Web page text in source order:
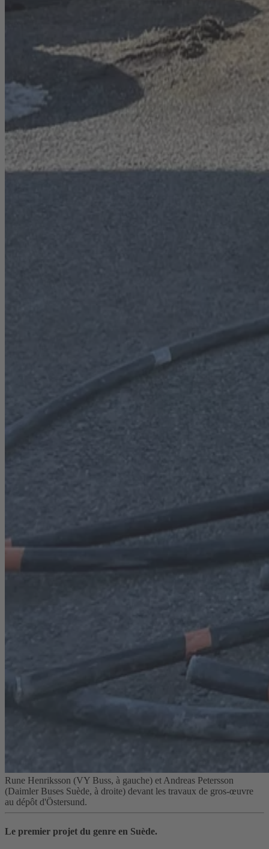
Rune Henriksson (VY Buss, à gauche) et Andreas Petersson
(Daimler Buses Suède, à droite) devant les travaux de gros-œuvre
au dépôt d'Östersund.
Le premier projet du genre en Suède.